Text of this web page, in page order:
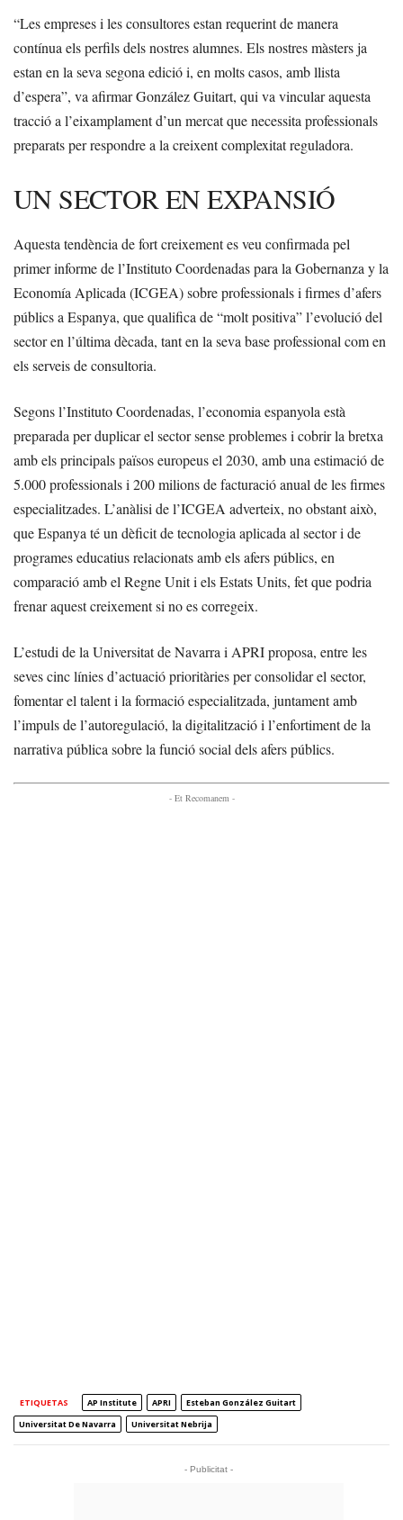
“Les empreses i les consultores estan requerint de manera
contínua els perfils dels nostres alumnes. Els nostres màsters ja
estan en la seva segona edició i, en molts casos, amb llista
d’espera”, va afirmar González Guitart, qui va vincular aquesta
tracció a l’eixamplament d’un mercat que necessita professionals
preparats per respondre a la creixent complexitat reguladora.
UN SECTOR EN EXPANSIÓ
Aquesta tendència de fort creixement es veu confirmada pel
primer informe de l’Instituto Coordenadas para la Gobernanza y la
Economía Aplicada (ICGEA) sobre professionals i firmes d’afers
públics a Espanya, que qualifica de “molt positiva” l’evolució del
sector en l’última dècada, tant en la seva base professional com en
els serveis de consultoria.
Segons l’Instituto Coordenadas, l’economia espanyola està
preparada per duplicar el sector sense problemes i cobrir la bretxa
amb els principals països europeus el 2030, amb una estimació de
5.000 professionals i 200 milions de facturació anual de les firmes
especialitzades. L’anàlisi de l’ICGEA adverteix, no obstant això,
que Espanya té un dèficit de tecnologia aplicada al sector i de
programes educatius relacionats amb els afers públics, en
comparació amb el Regne Unit i els Estats Units, fet que podria
frenar aquest creixement si no es corregeix.
L’estudi de la Universitat de Navarra i APRI proposa, entre les
seves cinc línies d’actuació prioritàries per consolidar el sector,
fomentar el talent i la formació especialitzada, juntament amb
l’impuls de l’autoregulació, la digitalització i l’enfortiment de la
narrativa pública sobre la funció social dels afers públics.
- Et Recomanem -
ETIQUETAS AP Institute APRI
Esteban González Guitart
Universitat De Navarra
Universitat Nebrija
- Publicitat -